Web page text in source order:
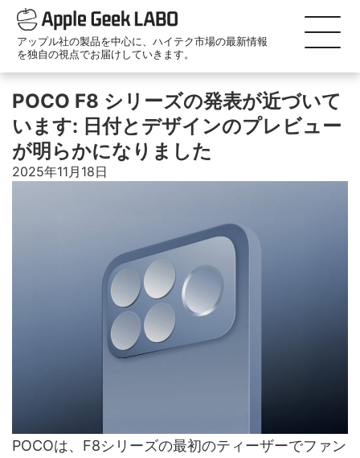
アップル社の製品を中心に、ハイテク市場の最新情報
を独自の視点でお届けしていきます。
POCO F8 シリーズの発表が近づいて
います: 日付とデザインのプレビュー
が明らかになりました
2025年11月18日
POCOは、F8シリーズの最初のティーザーでファン